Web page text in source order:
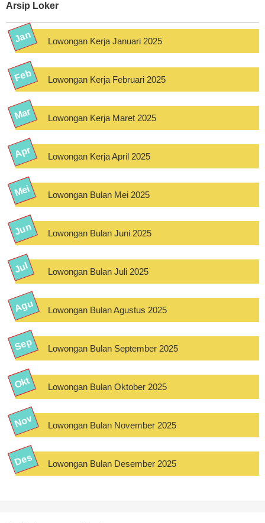
Arsip Loker
Lowongan Kerja Januari 2025
Lowongan Kerja Februari 2025
Lowongan Kerja Maret 2025
Lowongan Kerja April 2025
Lowongan Bulan Mei 2025
Lowongan Bulan Juni 2025
Lowongan Bulan Juli 2025
Lowongan Bulan Agustus 2025
Lowongan Bulan September 2025
Lowongan Bulan Oktober 2025
Lowongan Bulan November 2025
Lowongan Bulan Desember 2025